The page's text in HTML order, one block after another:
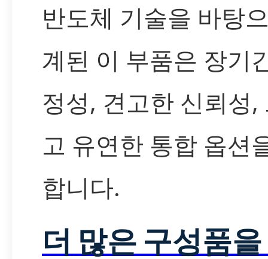
반도체 기술을 바탕
계된 이 부품은 장기
정성, 견고한 신뢰성,
고 유연한 통합 옵션
합니다.
더 많은 구성품